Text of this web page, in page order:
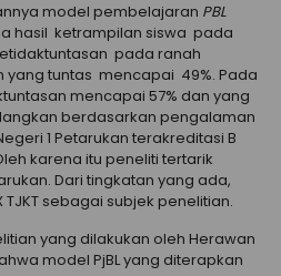
model pembelajaran PBL
hasil ketrampilan siswa pada
pada ranah
yang tuntas mencapai 49%. Pada
mencapai 57% dan yang
berdasarkan pengalaman
1 Petarukan terakreditasi B
karena itu peneliti tertarik
Dari tingkatan yang ada,
sebagai subjek penelitian.
yang dilakukan oleh Herawan
model PjBL yang diterapkan